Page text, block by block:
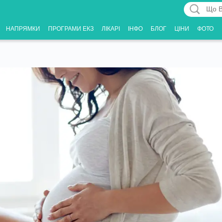
НАПРЯМКИ ПРОГРАМИ ЕКЗ ЛІКАРІ ІНФО БЛОГ ЦІНИ ФОТО
Що
Вас
цікавить?